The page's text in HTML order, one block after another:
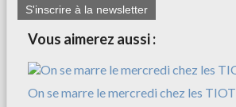
S'inscrire à la newsletter
Vous aimerez aussi :
On se marre le mercredi chez les TIOT